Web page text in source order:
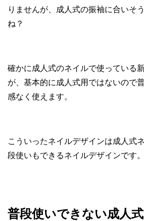
りませんが、成人式の振袖に合いそ
ね？
確かに成人式のネイルで使っている
が、基本的に成人式用ではないので
感なく使えます。
こういったネイルデザインは成人式
段使いもできるネイルデザインです。
普段使いできない成人